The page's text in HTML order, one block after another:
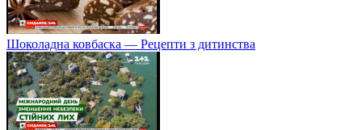
Шоколадна ковбаска — Рецепти з дитинства